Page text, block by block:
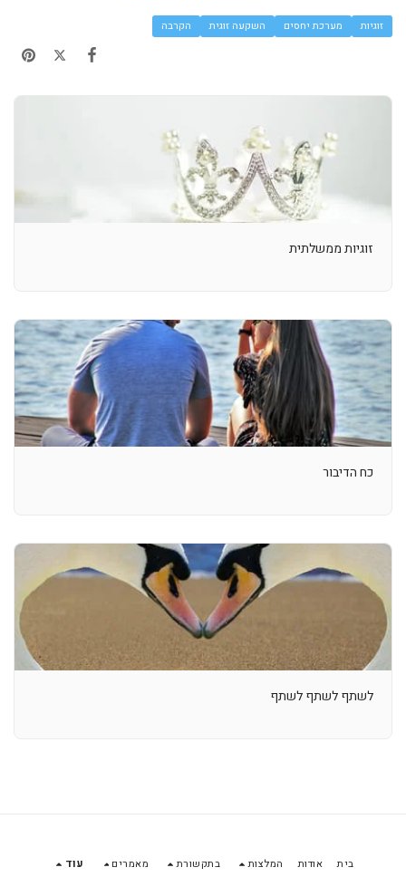
זוגיות מערכת יחסים השקעה זוגית הקרבה
זוגיות ממשלתית
כח הדיבור
לשתף לשתף לשתף
בית אודות המלצות בתקשורת מאמרים עוד